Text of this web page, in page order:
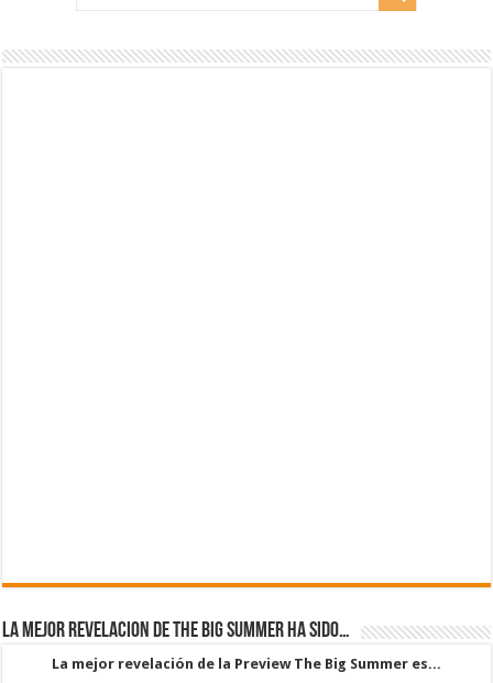
La mejor revelacion de The Big Summer ha sido…
La mejor revelación de la Preview The Big Summer es...